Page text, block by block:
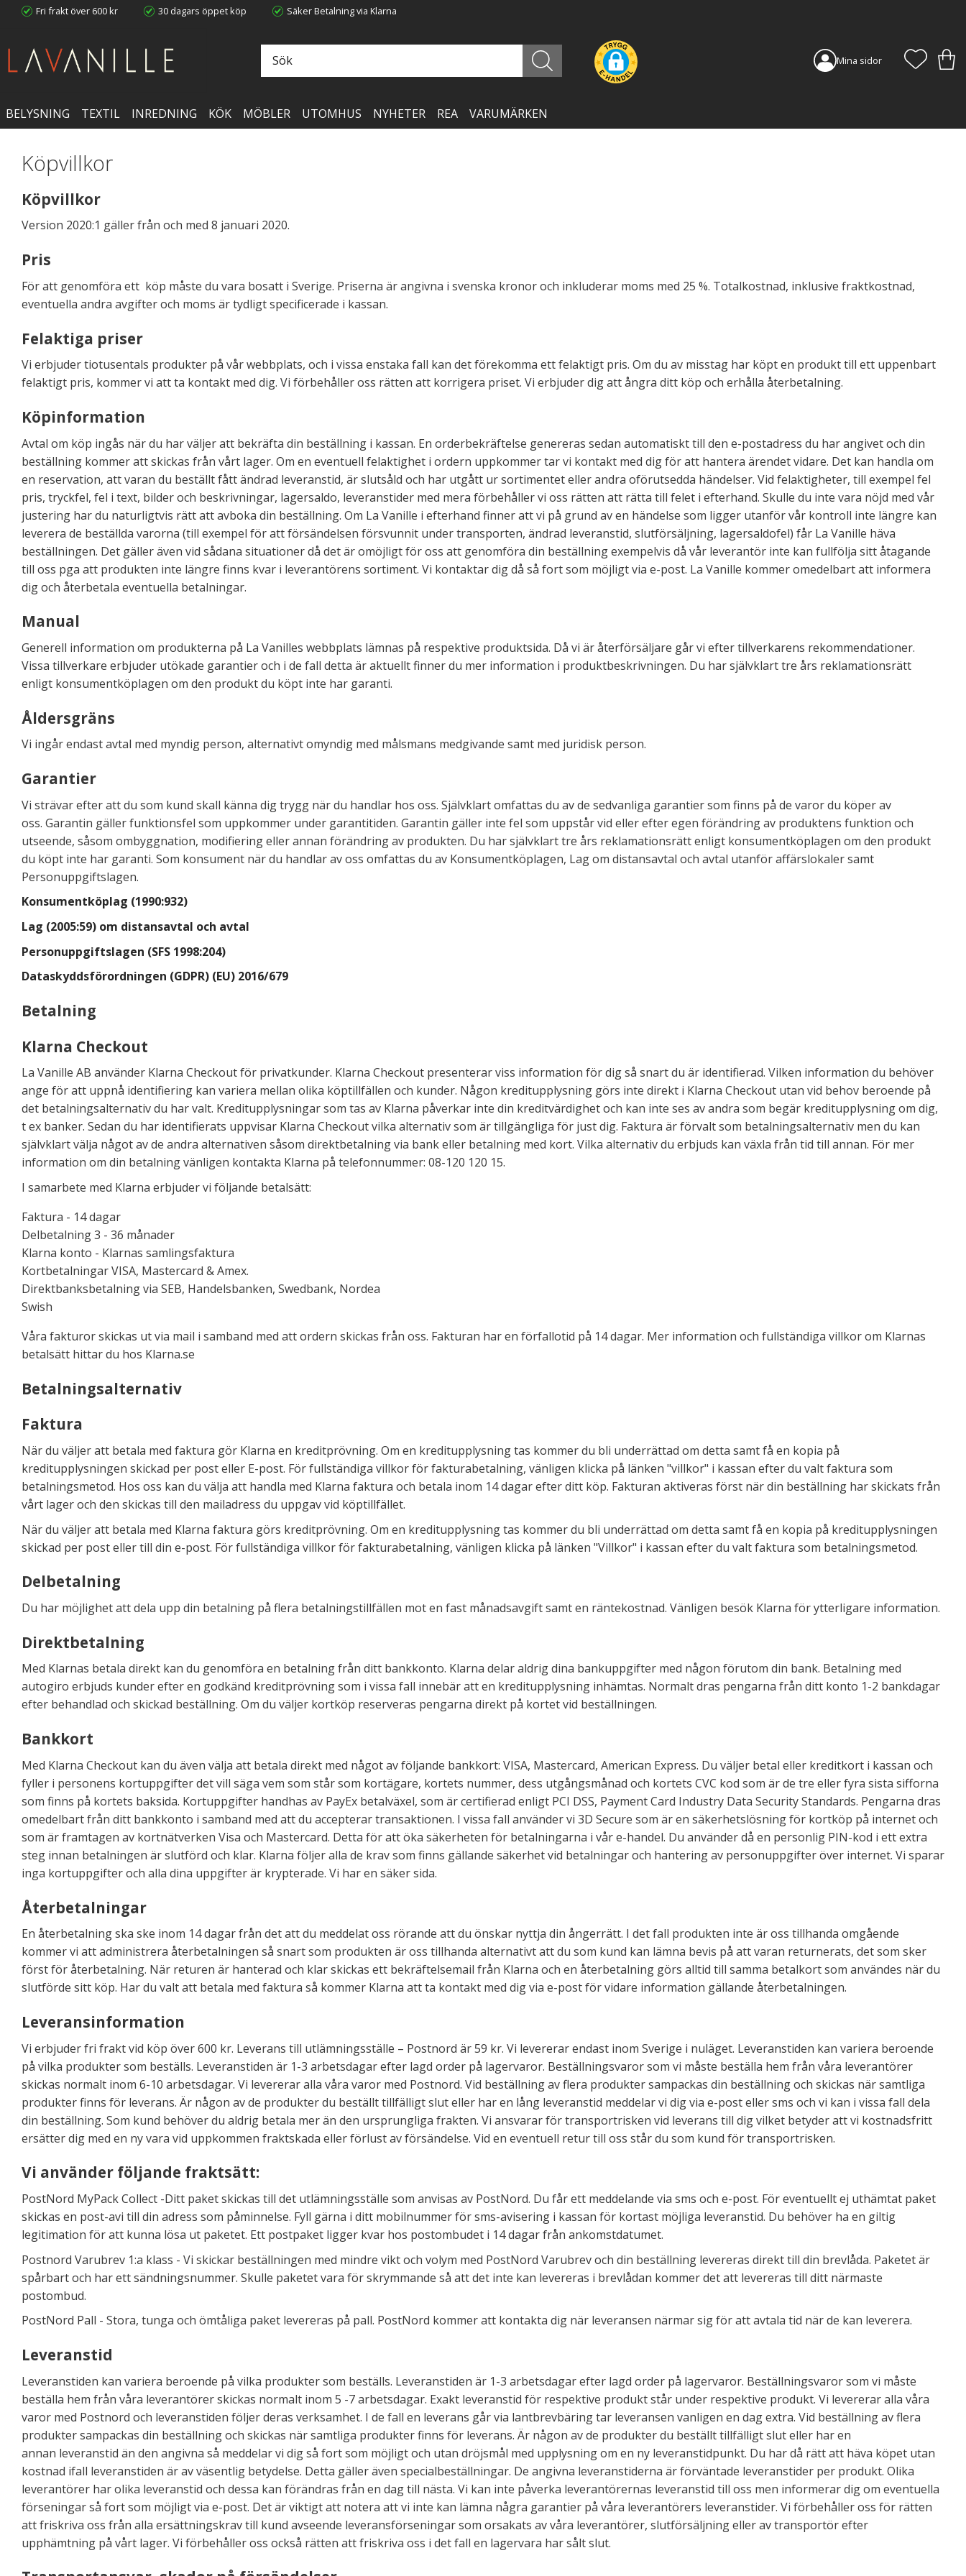
Fri frakt över 600 kr 30 dagars öppet köp Säker Betalning via Klarna
Mina sidor
BELYSNING TEXTIL INREDNING KÖK MÖBLER UTOMHUS NYHETER REA VARUMÄRKEN
Köpvillkor
Köpvillkor
Version 2020:1 gäller från och med 8 januari 2020.
Pris
För att genomföra ett köp måste du vara bosatt i Sverige. Priserna är angivna i svenska kronor och inkluderar moms med 25 %. Totalkostnad, inklusive fraktkostnad,
eventuella andra avgifter och moms är tydligt specificerade i kassan.
Felaktiga priser
Vi erbjuder tiotusentals produkter på vår webbplats, och i vissa enstaka fall kan det förekomma ett felaktigt pris. Om du av misstag har köpt en produkt till ett uppenbart
felaktigt pris, kommer vi att ta kontakt med dig. Vi förbehåller oss rätten att korrigera priset. Vi erbjuder dig att ångra ditt köp och erhålla återbetalning.
Köpinformation
Avtal om köp ingås när du har väljer att bekräfta din beställning i kassan. En orderbekräftelse genereras sedan automatiskt till den e-postadress du har angivet och din
beställning kommer att skickas från vårt lager. Om en eventuell felaktighet i ordern uppkommer tar vi kontakt med dig för att hantera ärendet vidare. Det kan handla om
en reservation, att varan du beställt fått ändrad leveranstid, är slutsåld och har utgått ur sortimentet eller andra oförutsedda händelser. Vid felaktigheter, till exempel fel
pris, tryckfel, fel i text, bilder och beskrivningar, lagersaldo, leveranstider med mera förbehåller vi oss rätten att rätta till felet i efterhand. Skulle du inte vara nöjd med vår
justering har du naturligtvis rätt att avboka din beställning. Om La Vanille i efterhand finner att vi på grund av en händelse som ligger utanför vår kontroll inte längre kan
leverera de beställda varorna (till exempel för att försändelsen försvunnit under transporten, ändrad leveranstid, slutförsäljning, lagersaldofel) får La Vanille häva
beställningen. Det gäller även vid sådana situationer då det är omöjligt för oss att genomföra din beställning exempelvis då vår leverantör inte kan fullfölja sitt åtagande
till oss pga att produkten inte längre finns kvar i leverantörens sortiment. Vi kontaktar dig då så fort som möjligt via e-post. La Vanille kommer omedelbart att informera
dig och återbetala eventuella betalningar.
Manual
Generell information om produkterna på La Vanilles webbplats lämnas på respektive produktsida. Då vi är återförsäljare går vi efter tillverkarens rekommendationer.
Vissa tillverkare erbjuder utökade garantier och i de fall detta är aktuellt finner du mer information i produktbeskrivningen. Du har självklart tre års reklamationsrätt
enligt konsumentköplagen om den produkt du köpt inte har garanti.
Åldersgräns
Vi ingår endast avtal med myndig person, alternativt omyndig med målsmans medgivande samt med juridisk person.
Garantier
Vi strävar efter att du som kund skall känna dig trygg när du handlar hos oss. Självklart omfattas du av de sedvanliga garantier som finns på de varor du köper av
oss. Garantin gäller funktionsfel som uppkommer under garantitiden. Garantin gäller inte fel som uppstår vid eller efter egen förändring av produktens funktion och
utseende, såsom ombyggnation, modifiering eller annan förändring av produkten. Du har självklart tre års reklamationsrätt enligt konsumentköplagen om den produkt
du köpt inte har garanti. Som konsument när du handlar av oss omfattas du av Konsumentköplagen, Lag om distansavtal och avtal utanför affärslokaler samt
Personuppgiftslagen.
Konsumentköplag (1990:932)
Lag (2005:59) om distansavtal och avtal
Personuppgiftslagen (SFS 1998:204)
Dataskyddsförordningen (GDPR) (EU) 2016/679
Betalning
Klarna Checkout
La Vanille AB använder Klarna Checkout för privatkunder. Klarna Checkout presenterar viss information för dig så snart du är identifierad. Vilken information du behöver
ange för att uppnå identifiering kan variera mellan olika köptillfällen och kunder. Någon kreditupplysning görs inte direkt i Klarna Checkout utan vid behov beroende på
det betalningsalternativ du har valt. Kreditupplysningar som tas av Klarna påverkar inte din kreditvärdighet och kan inte ses av andra som begär kreditupplysning om dig,
t ex banker. Sedan du har identifierats uppvisar Klarna Checkout vilka alternativ som är tillgängliga för just dig. Faktura är förvalt som betalningsalternativ men du kan
självklart välja något av de andra alternativen såsom direktbetalning via bank eller betalning med kort. Vilka alternativ du erbjuds kan växla från tid till annan. För mer
information om din betalning vänligen kontakta Klarna på telefonnummer: 08-120 120 15.
I samarbete med Klarna erbjuder vi följande betalsätt:
Faktura - 14 dagar
Delbetalning 3 - 36 månader
Klarna konto - Klarnas samlingsfaktura
Kortbetalningar VISA, Mastercard & Amex.
Direktbanksbetalning via SEB, Handelsbanken, Swedbank, Nordea
Swish
Våra fakturor skickas ut via mail i samband med att ordern skickas från oss. Fakturan har en förfallotid på 14 dagar. Mer information och fullständiga villkor om Klarnas
betalsätt hittar du hos Klarna.se
Betalningsalternativ
Faktura
När du väljer att betala med faktura gör Klarna en kreditprövning. Om en kreditupplysning tas kommer du bli underrättad om detta samt få en kopia på
kreditupplysningen skickad per post eller E-post. För fullständiga villkor för fakturabetalning, vänligen klicka på länken "villkor" i kassan efter du valt faktura som
betalningsmetod. Hos oss kan du välja att handla med Klarna faktura och betala inom 14 dagar efter ditt köp. Fakturan aktiveras först när din beställning har skickats från
vårt lager och den skickas till den mailadress du uppgav vid köptillfället.
När du väljer att betala med Klarna faktura görs kreditprövning. Om en kreditupplysning tas kommer du bli underrättad om detta samt få en kopia på kreditupplysningen
skickad per post eller till din e-post. För fullständiga villkor för fakturabetalning, vänligen klicka på länken "Villkor" i kassan efter du valt faktura som betalningsmetod.
Delbetalning
Du har möjlighet att dela upp din betalning på flera betalningstillfällen mot en fast månadsavgift samt en räntekostnad. Vänligen besök Klarna för ytterligare information.
Direktbetalning
Med Klarnas betala direkt kan du genomföra en betalning från ditt bankkonto. Klarna delar aldrig dina bankuppgifter med någon förutom din bank. Betalning med
autogiro erbjuds kunder efter en godkänd kreditprövning som i vissa fall innebär att en kreditupplysning inhämtas. Normalt dras pengarna från ditt konto 1-2 bankdagar
efter behandlad och skickad beställning. Om du väljer kortköp reserveras pengarna direkt på kortet vid beställningen.
Bankkort
Med Klarna Checkout kan du även välja att betala direkt med något av följande bankkort: VISA, Mastercard, American Express. Du väljer betal eller kreditkort i kassan och
fyller i personens kortuppgifter det vill säga vem som står som kortägare, kortets nummer, dess utgångsmånad och kortets CVC kod som är de tre eller fyra sista sifforna
som finns på kortets baksida. Kortuppgifter handhas av PayEx betalväxel, som är certifierad enligt PCI DSS, Payment Card Industry Data Security Standards. Pengarna dras
omedelbart från ditt bankkonto i samband med att du accepterar transaktionen. I vissa fall använder vi 3D Secure som är en säkerhetslösning för kortköp på internet och
som är framtagen av kortnätverken Visa och Mastercard. Detta för att öka säkerheten för betalningarna i vår e-handel. Du använder då en personlig PIN-kod i ett extra
steg innan betalningen är slutförd och klar. Klarna följer alla de krav som finns gällande säkerhet vid betalningar och hantering av personuppgifter över internet. Vi sparar
inga kortuppgifter och alla dina uppgifter är krypterade. Vi har en säker sida.
Återbetalningar
En återbetalning ska ske inom 14 dagar från det att du meddelat oss rörande att du önskar nyttja din ångerrätt. I det fall produkten inte är oss tillhanda omgående
kommer vi att administrera återbetalningen så snart som produkten är oss tillhanda alternativt att du som kund kan lämna bevis på att varan returnerats, det som sker
först för återbetalning. När returen är hanterad och klar skickas ett bekräftelsemail från Klarna och en återbetalning görs alltid till samma betalkort som användes när du
slutförde sitt köp. Har du valt att betala med faktura så kommer Klarna att ta kontakt med dig via e-post för vidare information gällande återbetalningen.
Leveransinformation
Vi erbjuder fri frakt vid köp över 600 kr. Leverans till utlämningsställe – Postnord är 59 kr. Vi levererar endast inom Sverige i nuläget. Leveranstiden kan variera beroende
på vilka produkter som beställs. Leveranstiden är 1-3 arbetsdagar efter lagd order på lagervaror. Beställningsvaror som vi måste beställa hem från våra leverantörer
skickas normalt inom 6-10 arbetsdagar. Vi levererar alla våra varor med Postnord. Vid beställning av flera produkter sampackas din beställning och skickas när samtliga
produkter finns för leverans. Är någon av de produkter du beställt tillfälligt slut eller har en lång leveranstid meddelar vi dig via e-post eller sms och vi kan i vissa fall dela
din beställning. Som kund behöver du aldrig betala mer än den ursprungliga frakten. Vi ansvarar för transportrisken vid leverans till dig vilket betyder att vi kostnadsfritt
ersätter dig med en ny vara vid uppkommen fraktskada eller förlust av försändelse. Vid en eventuell retur till oss står du som kund för transportrisken.
Vi använder följande fraktsätt:
PostNord MyPack Collect -Ditt paket skickas till det utlämningsställe som anvisas av PostNord. Du får ett meddelande via sms och e-post. För eventuellt ej uthämtat paket
skickas en post-avi till din adress som påminnelse. Fyll gärna i ditt mobilnummer för sms-avisering i kassan för kortast möjliga leveranstid. Du behöver ha en giltig
legitimation för att kunna lösa ut paketet. Ett postpaket ligger kvar hos postombudet i 14 dagar från ankomstdatumet.
Postnord Varubrev 1:a klass - Vi skickar beställningen med mindre vikt och volym med PostNord Varubrev och din beställning levereras direkt till din brevlåda. Paketet är
spårbart och har ett sändningsnummer. Skulle paketet vara för skrymmande så att det inte kan levereras i brevlådan kommer det att levereras till ditt närmaste
postombud.
PostNord Pall - Stora, tunga och ömtåliga paket levereras på pall. PostNord kommer att kontakta dig när leveransen närmar sig för att avtala tid när de kan leverera.
Leveranstid
Leveranstiden kan variera beroende på vilka produkter som beställs. Leveranstiden är 1-3 arbetsdagar efter lagd order på lagervaror. Beställningsvaror som vi måste
beställa hem från våra leverantörer skickas normalt inom 5 -7 arbetsdagar. Exakt leveranstid för respektive produkt står under respektive produkt. Vi levererar alla våra
varor med Postnord och leveranstiden följer deras verksamhet. I de fall en leverans går via lantbrevbäring tar leveransen vanligen en dag extra. Vid beställning av flera
produkter sampackas din beställning och skickas när samtliga produkter finns för leverans. Är någon av de produkter du beställt tillfälligt slut eller har en
annan leveranstid än den angivna så meddelar vi dig så fort som möjligt och utan dröjsmål med upplysning om en ny leveranstidpunkt. Du har då rätt att häva köpet utan
kostnad ifall leveranstiden är av väsentlig betydelse. Detta gäller även specialbeställningar. De angivna leveranstiderna är förväntade leveranstider per produkt. Olika
leverantörer har olika leveranstid och dessa kan förändras från en dag till nästa. Vi kan inte påverka leverantörernas leveranstid till oss men informerar dig om eventuella
förseningar så fort som möjligt via e-post. Det är viktigt att notera att vi inte kan lämna några garantier på våra leverantörers leveranstider. Vi förbehåller oss för rätten
att friskriva oss från alla ersättningskrav till kund avseende leveransförseningar som orsakats av våra leverantörer, slutförsäljning eller av transportör efter
upphämtning på vårt lager. Vi förbehåller oss också rätten att friskriva oss i det fall en lagervara har sålt slut.